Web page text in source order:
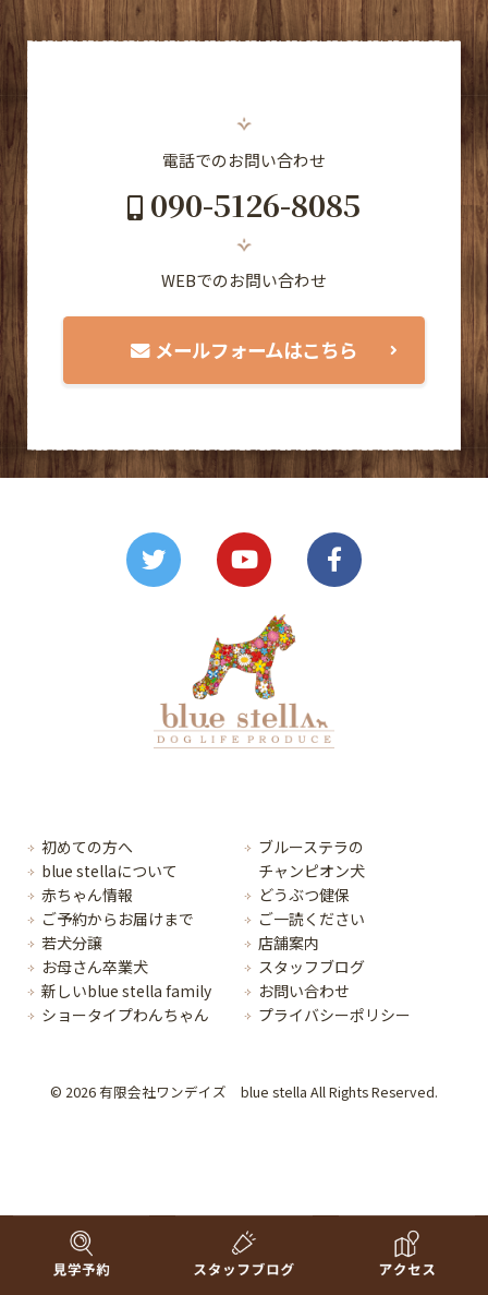
電話でのお問い合わせ
090-5126-8085
WEBでのお問い合わせ
メールフォームはこちら
初めての方へ
blue stellaについて
赤ちゃん情報
ご予約からお届けまで
若犬分譲
お母さん卒業犬
新しいblue stella family
ショータイプわんちゃん
ブルーステラの
チャンピオン犬
どうぶつ健保
ご一読ください
店舗案内
スタッフブログ
お問い合わせ
プライバシーポリシー
© 2026 有限会社ワンデイズ blue stella All Rights Reserved.